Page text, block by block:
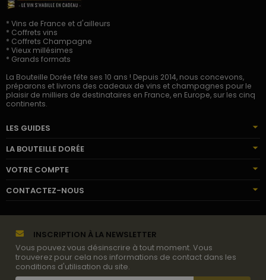
* Vins de France et d'ailleurs
* Coffrets vins
* Coffrets Champagne
* Vieux millésimes
* Grands formats
La Bouteille Dorée fête ses 10 ans ! Depuis 2014, nous concevons,
préparons et livrons des cadeaux de vins et champagnes pour le
plaisir de milliers de destinataires en France, en Europe, sur les cinq
continents.
LES GUIDES
LA BOUTEILLE DORÉE
VOTRE COMPTE
CONTACTEZ-NOUS
INSCRIPTION À LA NEWSLETTER
Vous pouvez vous désinscrire à tout moment. Vous
trouverez pour cela nos informations de contact dans les
conditions d'utilisation du site.